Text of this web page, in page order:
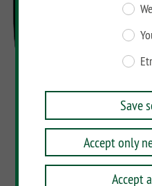
Save
Accept only
Accept